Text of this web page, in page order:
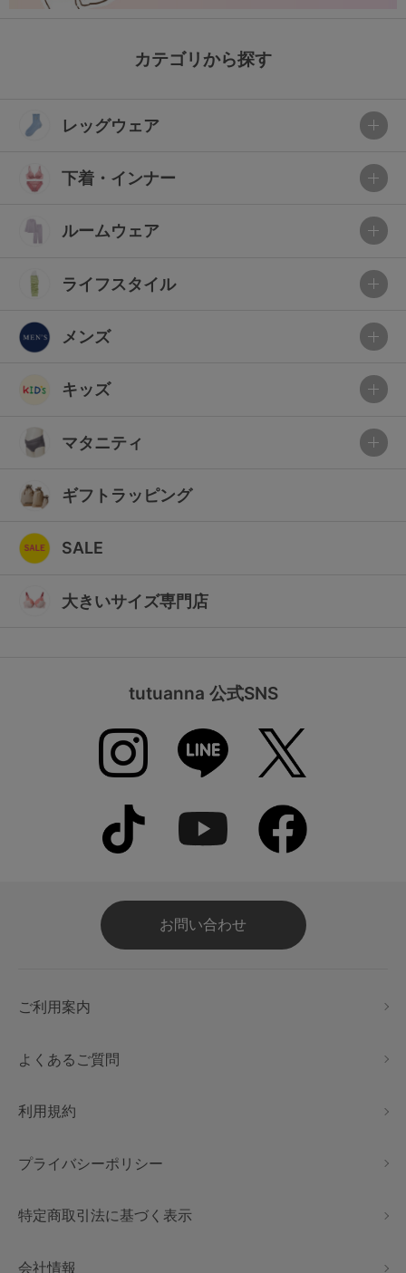
カテゴリから探す
レッグウェア
下着・インナー
ルームウェア
ライフスタイル
メンズ
キッズ
マタニティ
ギフトラッピング
SALE
大きいサイズ専門店
tutuanna 公式SNS
お問い合わせ
ご利用案内
よくあるご質問
利用規約
プライバシーポリシー
特定商取引法に基づく表示
会社情報